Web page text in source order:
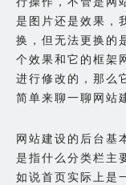
是图片还是效果，
换，但无法更换的
个效果和它的框架
进行修改的，那么
简单来聊一聊网站
网站建设的后台基
是指什么分类栏主
如说首页实际上是